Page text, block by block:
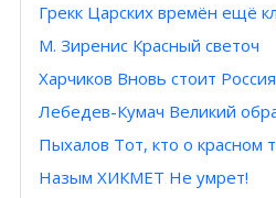
Грекк Царских времён ещё
М. Зиренис Красный светоч
Харчиков Вновь стоит
Лебедев-Кумач Великий
Пыхалов Тот, кто о красном
Назым ХИКМЕТ Не умрет!